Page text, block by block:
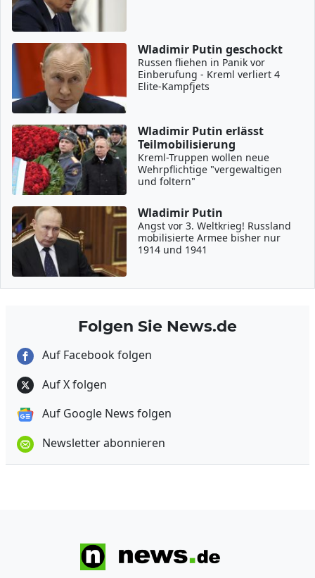
Wladimir Putin geschockt
Russen fliehen in Panik vor
Einberufung - Kreml verliert 4
Elite-Kampfjets
Wladimir Putin erlässt
Teilmobilisierung
Kreml-Truppen wollen neue
Wehrpflichtige "vergewaltigen
und foltern"
Wladimir Putin
Angst vor 3. Weltkrieg! Russland
mobilisierte Armee bisher nur
1914 und 1941
Folgen Sie News.de
Auf Facebook folgen
Auf X folgen
Auf Google News folgen
Newsletter abonnieren